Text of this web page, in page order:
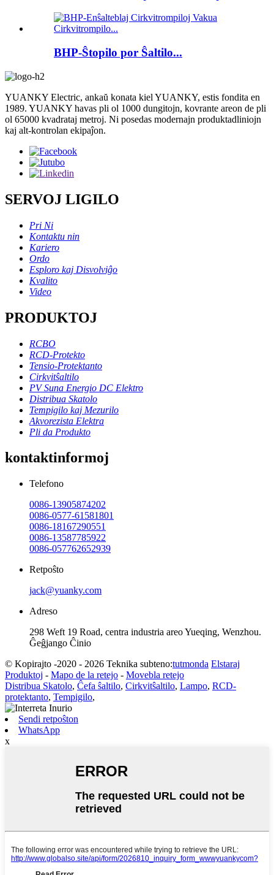
BHP-Ŝtopilo por Ŝaltilo...
YUANKY Electric, ankaŭ konata kiel YUANKY, estis fondita en
1989. YUANKY havas pli ol 1000 dungitojn, kovrante areon de pli
ol 65000 kvadrataj metroj. Ni posedas modernajn produktadliniojn
kaj alt-kontrolan ekipaĵon.
SERVOJ LIGILO
Pri Ni
Kontaktu nin
Kariero
Ordo
Esploro kaj Disvolviĝo
Kvalito
Video
PRODUKTOJ
RCBO
RCD-Protekto
Tensio-Protektanto
Cirkvitŝaltilo
PV Suna Energio DC Elektro
Distribua Skatolo
Tempigilo kaj Mezurilo
Akvorezista Elektra
Pli da Produkto
kontaktinformoj
Telefono
0086-13905874202
0086-0577-61581801
0086-18167290551
0086-13587785922
0086-057762652939
Retpoŝto
jack@yuanky.com
Adreso
298 Weft 19 Road, centra industria areo Yueqing, Wenzhou.
Ĝeĝjango Ĉinio
© Kopirajto -2020 - 2026 Teknika subteno:tutmonda Elstaraj
Produktoj - Mapo de la retejo - Movebla retejo
Distribua Skatolo, Ĉefa ŝaltilo, Cirkvitŝaltilo, Lampo, RCD-
protektanto, Tempigilo,
Sendi retpoŝton
WhatsApp
x